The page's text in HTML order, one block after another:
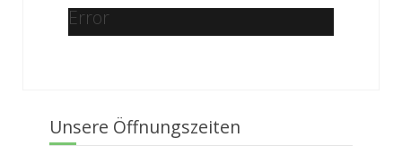
Error
Unsere Öffnungszeiten